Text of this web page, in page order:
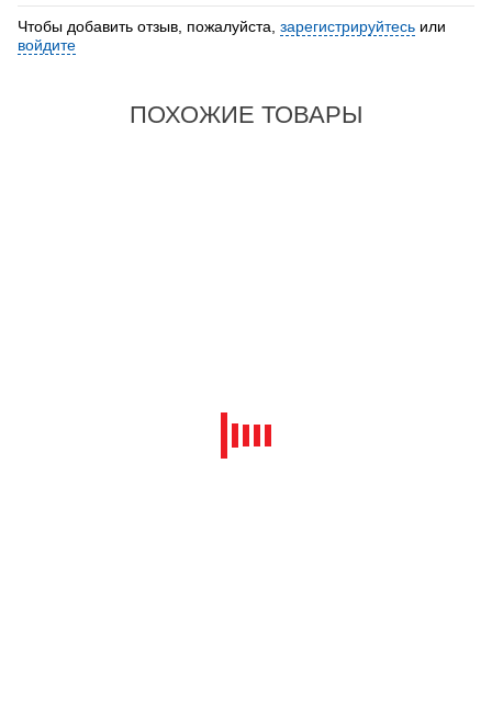
Чтобы добавить отзыв, пожалуйста, зарегистрируйтесь или
войдите
ПОХОЖИЕ ТОВАРЫ